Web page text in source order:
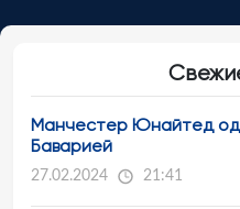
Манчестер Юнайтед
Баварией
27.02.2024 21:41